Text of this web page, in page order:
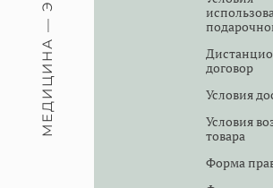
договор
Условия
Условия
товара
Форма